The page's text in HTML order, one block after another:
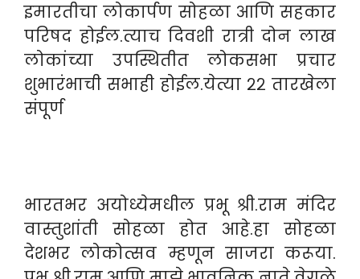
इमारतीचा लोकार्पण सोहळा आणि सहकार
परिषद होईल.त्याच दिवशी रात्री दोन लाख
लोकांच्या उपस्थितीत लोकसभा प्रचार
शुभारंभाची सभाही होईल.येत्या २२ तारखेला
संपूर्ण
भारतभर अयोध्येमधील प्रभू श्री.राम मंदिर
वास्तुशांती सोहळा होत आहे.हा सोहळा
देशभर लोकोत्सव म्हणून साजरा करूया.